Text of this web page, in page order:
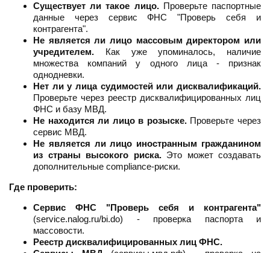
Существует ли такое лицо.Проверьте паспортные
данные через сервис ФНС "Проверь себя и
контрагента".
Не является ли лицо массовым директором или
учредителем. Как уже упоминалось, наличие
множества компаний у одного лица - признак
однодневки.
Нет ли у лица судимостей или дисквалификаций.
Проверьте через реестр дисквалифицированных лиц
ФНС и базу МВД.
Не находится ли лицо в розыске.Проверьте через
сервис МВД.
Не является ли лицо иностранным гражданином
из страны высокого риска.Это может создавать
дополнительные compliance-риски.
Где проверить:
Сервис ФНС "Проверь себя и контрагента"
(service.nalog.ru/bi.do) - проверка паспорта и
массовости.
Реестр дисквалифицированных лиц ФНС.